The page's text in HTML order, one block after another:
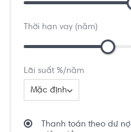
Thời hạn vay (năm)
Lãi suất %/năm
Mặc định
Thanh toán theo dư nợ